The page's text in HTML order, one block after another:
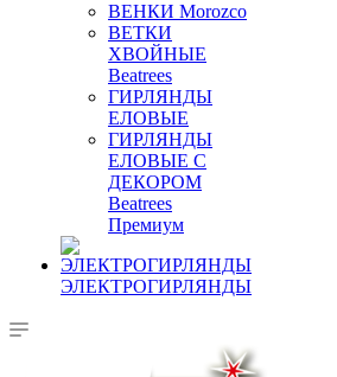
ВЕНКИ Morozco
ВЕТКИ
ХВОЙНЫЕ
Beatrees
ГИРЛЯНДЫ
ЕЛОВЫЕ
ГИРЛЯНДЫ
ЕЛОВЫЕ С
ДЕКОРОМ
Beatrees
Премиум
ЭЛЕКТРОГИРЛЯНДЫ